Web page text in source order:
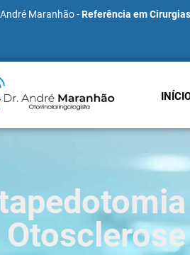
André Maranhão -Referência em
Otosclerose